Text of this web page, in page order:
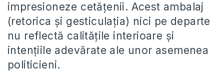
impresioneze cetăţenii. Acest ambalaj
(retorica şi gesticulaţia) nici pe departe
nu reflectă calităţile interioare şi
intenţiile adevărate ale unor asemenea
politicieni.